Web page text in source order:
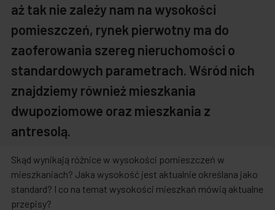
aż tak nie zależy nam na wysokości
pomieszczeń, rynek pierwotny ma do
zaoferowania szereg nieruchomości o
standardowych parametrach. Wśród nich
znajdziemy również mieszkania
dwupoziomowe oraz mieszkania z
antresolą.
Skąd wynikają różnice w wysokości pomieszczeń w
mieszkaniach? Jaka wysokość jest aktualnie określana jako
standard? I co na temat wysokości mieszkań mówią aktualne
przepisy?